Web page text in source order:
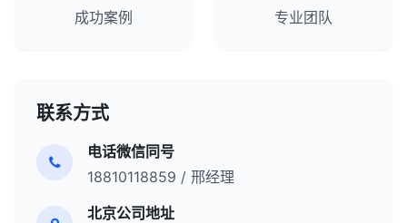
成功案例 专业团队
联系方式
电话微信同号
18810118859 / 邢经理
北京公司地址